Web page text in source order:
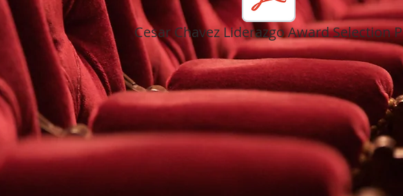
Cesar Chavez Liderazgo Award Selection P